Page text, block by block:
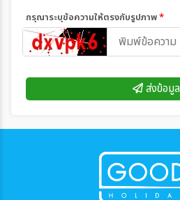
กรุณาระบุข้อความให้ตรงกับรูปภาพ*
ส่งข้อมูล